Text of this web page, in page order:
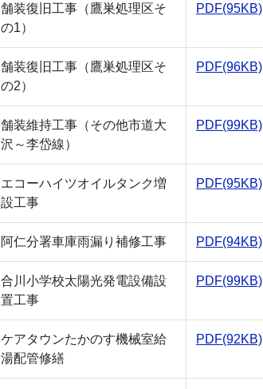
舗装復旧工事（鷹巣処理区そ
の1）
PDF(95KB)
舗装復旧工事（鷹巣処理区そ
の2）
PDF(96KB)
舗装維持工事（その他市道大
沢～李岱線）
PDF(99KB)
エコーハイツオイルタンク増
設工事
PDF(95KB)
阿仁分署車庫雨漏り補修工事 PDF(94KB)
合川小学校太陽光発電設備設
置工事
PDF(99KB)
ケアタウンたかのす機械室給
湯配管修繕
PDF(92KB)